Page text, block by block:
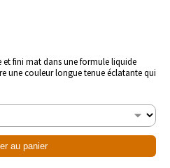
fini mat dans une formule liquide
une couleur longue tenue éclatante qui
au panier